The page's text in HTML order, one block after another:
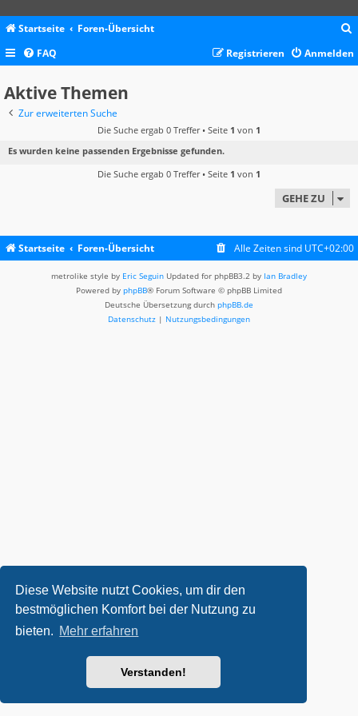
Diese Website nutzt Cookies, um dir den
bestmöglichen Komfort bei der Nutzung zu
bieten. Mehr erfahren
Verstanden!
Startseite Foren-Übersicht
c
FAQ Anmelden
Registrieren
Aktive Themen
Zur erweiterten Suche
Die Suche ergab 0 Treffer • Seite 1 von 1
Es wurden keine passenden Ergebnisse gefunden.
Die Suche ergab 0 Treffer • Seite 1 von 1
GEHE ZU
Startseite Foren-Übersicht Alle Zeiten sind UTC+02:00
metrolike style by Eric Seguin Updated for phpBB3.2 by Ian Bradley
Powered by phpBB® Forum Software © phpBB Limited
Deutsche Übersetzung durch phpBB.de
Datenschutz | Nutzungsbedingungen